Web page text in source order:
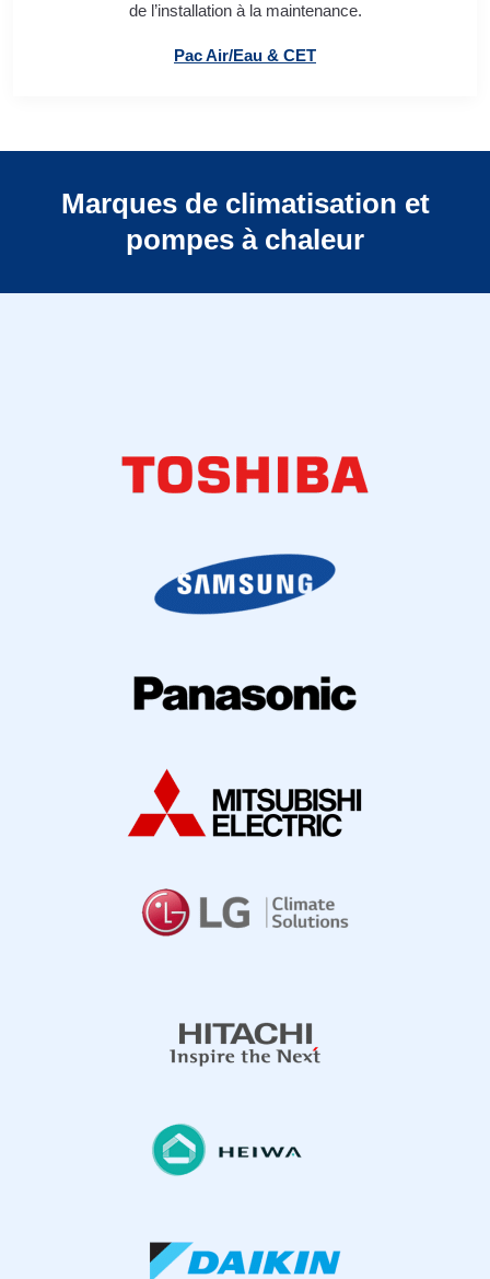
de l’installation à la maintenance.
Pac Air/Eau & CET
Marques de climatisation et
pompes à chaleur